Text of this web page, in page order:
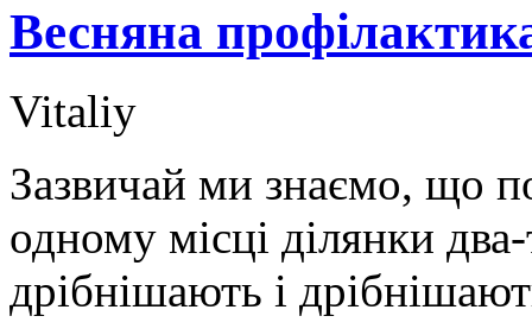
Весняна
Vitaliy
Зазвичай ми знаємо, що
одному місці ділянки
дрібнішають і